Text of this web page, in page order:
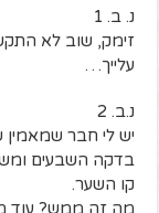
נ. ב. 1
זימק, שוב לא
עלייך…
נ.ב. 2
יש לי חבר שמאמין
בדקה השבעים
קו השער.
מה זה ממש? עוד